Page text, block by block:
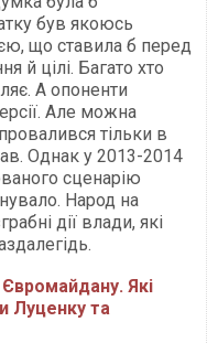
був якоюсь
що ставила б перед
й цілі. Багато хто
А опоненти
Але можна
тільки в
Однак у 2013-2014
сценарію
Народ на
дії влади, які
Євромайдану. Які
Луценку та